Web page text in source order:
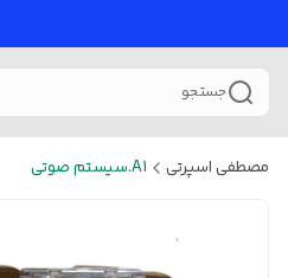
جستجو
مصطفی اسپرتی A1.سیستم صوتی